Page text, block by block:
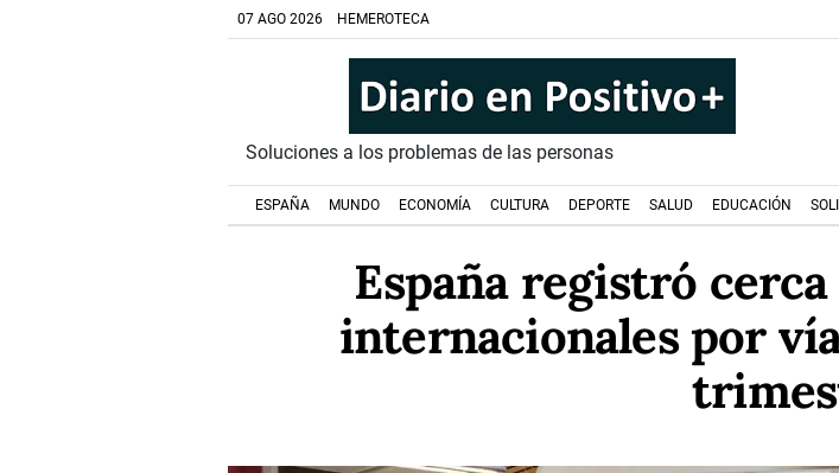
07 AGO 2026 HEMEROTECA
Soluciones a los problemas de las personas
ESPAÑA MUNDO ECONOMÍA CULTURA DEPORTE SALUD EDUCACIÓN
España registró
internacionales por